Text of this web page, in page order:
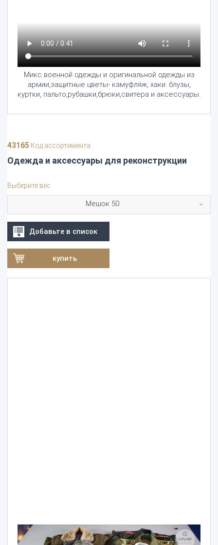
Микс военной одежды и оригинальной одежды из
армии,защитные цветы- камуфляж, хаки: блузы,
куртки, пальто,рубашки,брюки,свитера и аксессуары.
43165 Код ассортимента
Одежда и аксессуары для реконструкции
Выберите вес
Мешок 50
Добавьте в список
купить